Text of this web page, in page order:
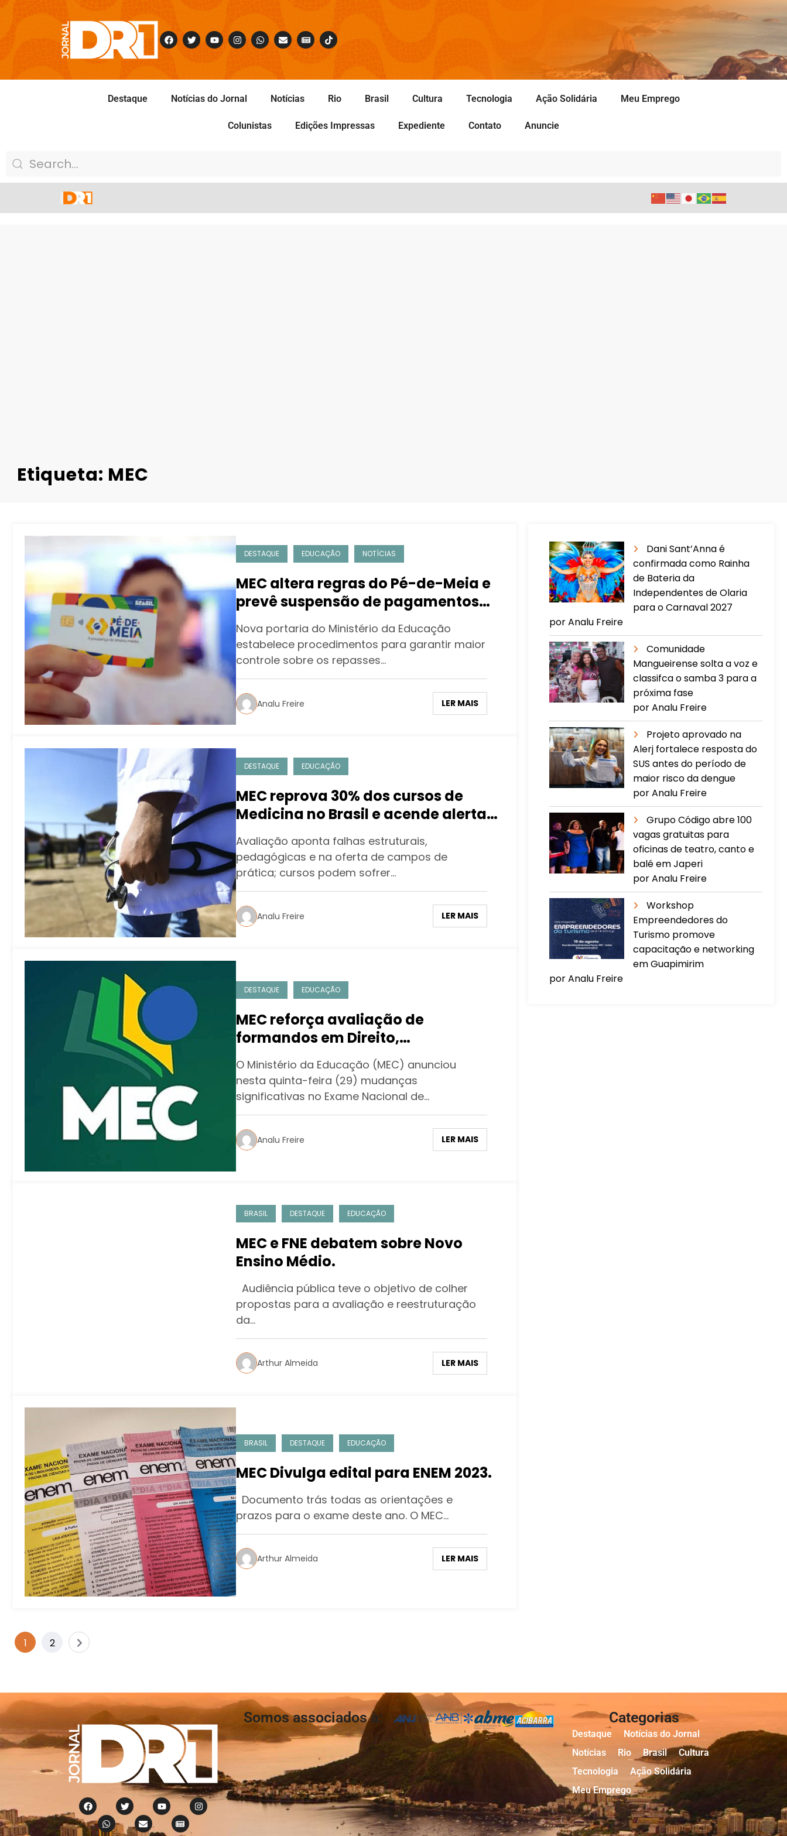
Destaque Notícias do Jornal Notícias Rio Brasil Cultura Tecnologia Ação Solidária Meu Emprego
Colunistas Edições Impressas Expediente Contato Anuncie
Etiqueta: MEC
DESTAQUE EDUCAÇÃO NOTÍCIAS
MEC altera regras do Pé-de-Meia e
prevê suspensão de pagamentos
em casos de matrícula em
duplicidade
Nova portaria do Ministério da Educação
estabelece procedimentos para garantir maior
controle sobre os repasses…
Analu Freire LER MAIS
DESTAQUE EDUCAÇÃO
MEC reprova 30% dos cursos de
Medicina no Brasil e acende alerta
sobre a formação médica
Avaliação aponta falhas estruturais,
pedagógicas e na oferta de campos de
prática; cursos podem sofrer…
Analu Freire LER MAIS
DESTAQUE EDUCAÇÃO
MEC reforça avaliação de
formandos em Direito,
Administração e mais 15 cursos
O Ministério da Educação (MEC) anunciou
nesta quinta-feira (29) mudanças
significativas no Exame Nacional de…
Analu Freire LER MAIS
BRASIL DESTAQUE EDUCAÇÃO
MEC e FNE debatem sobre Novo
Ensino Médio.
Audiência pública teve o objetivo de colher
propostas para a avaliação e reestruturação
da…
Arthur Almeida LER MAIS
BRASIL DESTAQUE EDUCAÇÃO
MEC Divulga edital para ENEM 2023.
Documento trás todas as orientações e
prazos para o exame deste ano. O MEC…
Arthur Almeida LER MAIS
1 2
Dani Sant’Anna é
confirmada como Rainha
de Bateria da
Independentes de Olaria
para o Carnaval 2027
por Analu Freire
Comunidade
Mangueirense solta a voz e
classifca o samba 3 para a
próxima fase
por Analu Freire
Projeto aprovado na
Alerj fortalece resposta do
SUS antes do período de
maior risco da dengue
por Analu Freire
Grupo Código abre 100
vagas gratuitas para
oficinas de teatro, canto e
balé em Japeri
por Analu Freire
Workshop
Empreendedores do
Turismo promove
capacitação e networking
em Guapimirim
por Analu Freire
Somos associados à: Categorias
Destaque
Notícias do Jornal
Notícias
Rio Brasil
Cultura
Tecnologia
Ação Solidária
Meu Emprego